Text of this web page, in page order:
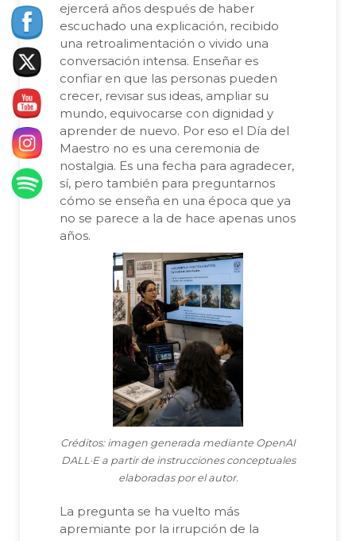
ejercerá años después de haber
escuchado una explicación, recibido
una retroalimentación o vivido una
conversación intensa. Enseñar es
confiar en que las personas pueden
crecer, revisar sus ideas, ampliar su
mundo, equivocarse con dignidad y
aprender de nuevo. Por eso el Día del
Maestro no es una ceremonia de
nostalgia. Es una fecha para agradecer,
sí, pero también para preguntarnos
cómo se enseña en una época que ya
no se parece a la de hace apenas unos
años.
Créditos: imagen generada mediante OpenAI
DALL·E a partir de instrucciones conceptuales
elaboradas por el autor.
La pregunta se ha vuelto más
apremiante por la irrupción de la